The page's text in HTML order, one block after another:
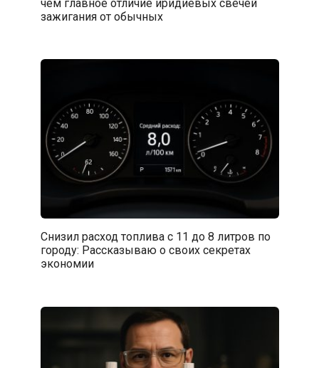
зажигания от обычных
Снизил расход топлива с 11 до 8 литров по
городу: Рассказываю о своих секретах
экономии